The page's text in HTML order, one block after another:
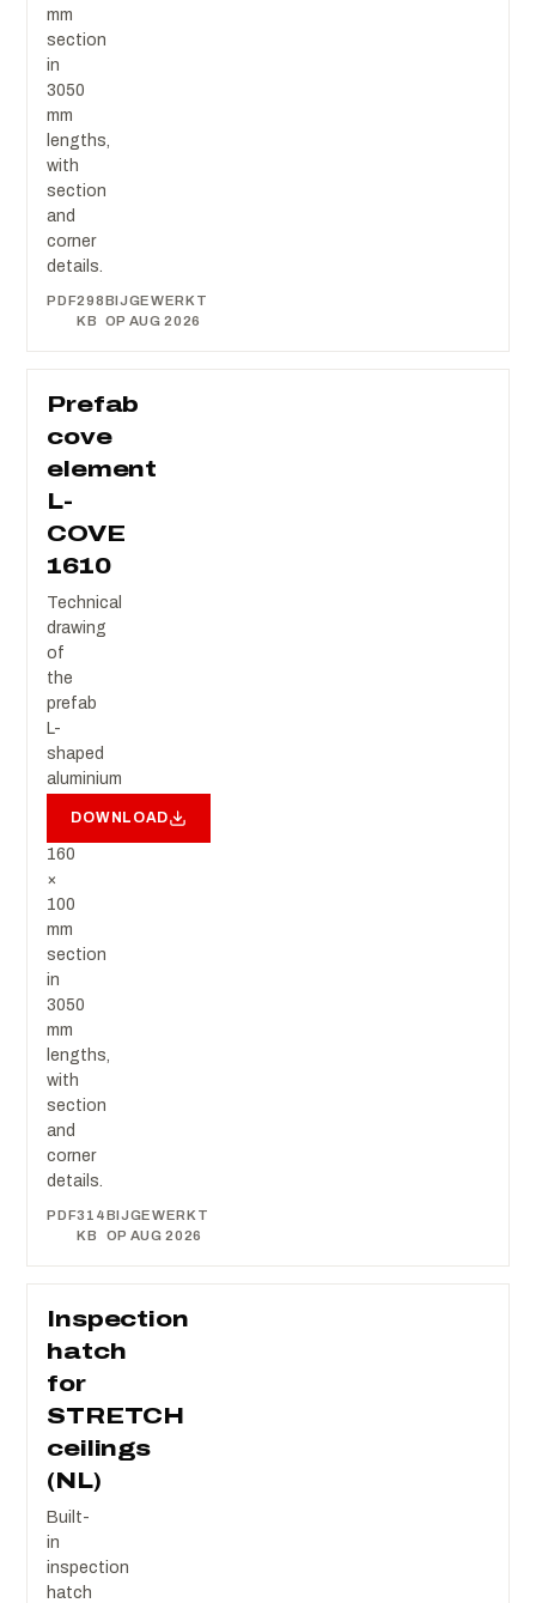
mm
section
in
3050
mm
lengths,
with
section
and
corner
details.
PDF298
KB
BIJGEWERKT
OP AUG 2026
Prefab
cove
element
L-
COVE
1610
Technical
drawing
of
the
prefab
L-
shaped
aluminium
160
×
100
mm
section
in
3050
mm
lengths,
with
section
and
corner
details.
PDF314
KB
BIJGEWERKT
OP AUG 2026
DOWNLOAD
Inspection
hatch
for
STRETCH
ceilings
(NL)
Built-
in
inspection
hatch